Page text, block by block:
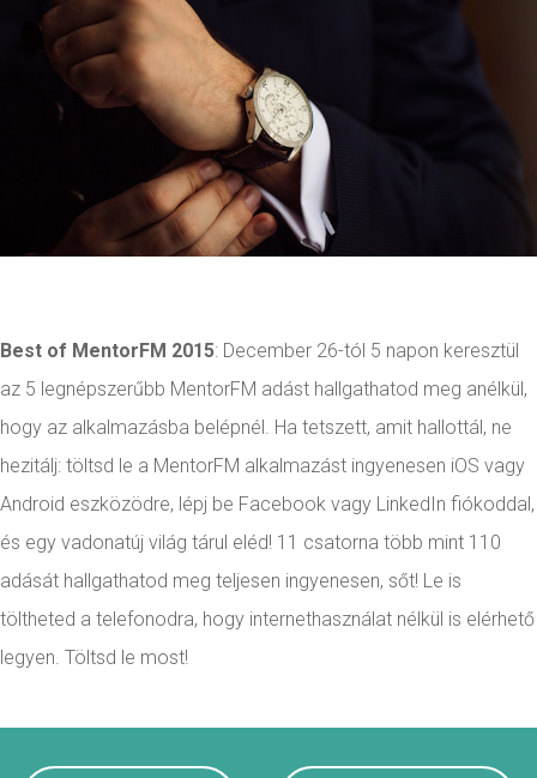
Best of MentorFM 2015: December 26-tól 5 napon keresztül
az 5 legnépszerűbb MentorFM adást hallgathatod meg anélkül,
hogy az alkalmazásba belépnél. Ha tetszett, amit hallottál, ne
hezitálj: töltsd le a MentorFM alkalmazást ingyenesen iOS vagy
Android eszközödre, lépj be Facebook vagy LinkedIn fiókoddal,
és egy vadonatúj világ tárul eléd! 11 csatorna több mint 110
adását hallgathatod meg teljesen ingyenesen, sőt! Le is
töltheted a telefonodra, hogy internethasználat nélkül is elérhető
legyen. Töltsd le most!